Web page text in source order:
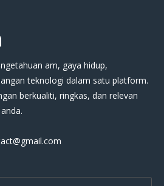
am, gaya hidup,
teknologi dalam satu platform.
berkualiti, ringkas, dan relevan